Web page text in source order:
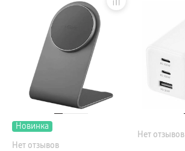
Новинка
Нет отзывов
Нет отзывов